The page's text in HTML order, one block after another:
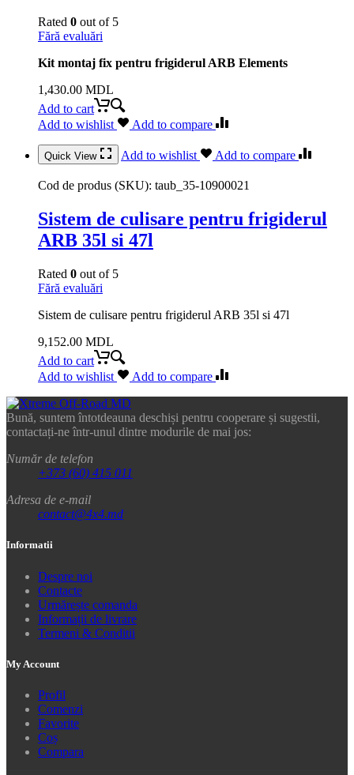
Rated 0 out of 5
Fără evaluări
Kit montaj fix pentru frigiderul ARB Elements
1,430.00 MDL
Add to cart
Add to wishlist
Add to compare
Quick View Add to wishlist Add to compare
Cod de produs (SKU): taub_35-10900021
Sistem de culisare pentru frigiderul
ARB 35l si 47l
Rated 0 out of 5
Fără evaluări
Sistem de culisare pentru frigiderul ARB 35l si 47l
9,152.00 MDL
Add to cart
Add to wishlist
Add to compare
Bună, suntem întotdeauna deschiși pentru cooperare și sugestii,
contactați-ne într-unul dintre modurile de mai jos:
Număr de telefon
+373 (60) 415 011
Adresa de e-mail
contact@4x4.md
Informatii
Despre noi
Contacte
Urmărește comanda
Informații de livrare
Termeni & Conditii
My Account
Profil
Comenzi
Favorite
Coș
Compara